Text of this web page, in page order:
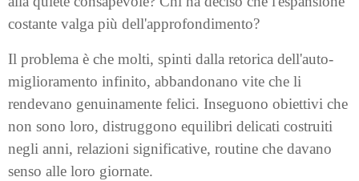
costante valga più dell'approfondimento?
Il problema è che molti, spinti dalla retorica dell'auto-
miglioramento infinito, abbandonano vite che li
rendevano genuinamente felici. Inseguono obiettivi che
non sono loro, distruggono equilibri delicati costruiti
negli anni, relazioni significative, routine che davano
senso alle loro giornate.